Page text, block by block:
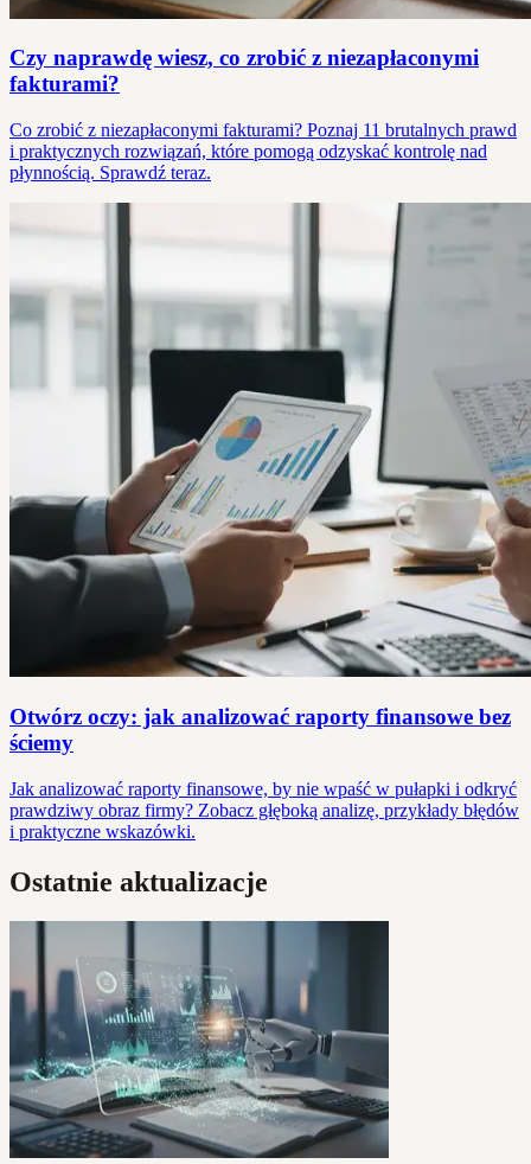
Czy naprawdę wiesz, co zrobić z niezapłaconymi
fakturami?
Co zrobić z niezapłaconymi fakturami? Poznaj 11 brutalnych prawd
i praktycznych rozwiązań, które pomogą odzyskać kontrolę nad
płynnością. Sprawdź teraz.
Otwórz oczy: jak analizować raporty finansowe bez
ściemy
Jak analizować raporty finansowe, by nie wpaść w pułapki i odkryć
prawdziwy obraz firmy? Zobacz głęboką analizę, przykłady błędów
i praktyczne wskazówki.
Ostatnie aktualizacje